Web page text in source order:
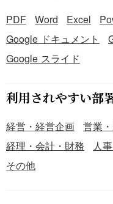
PDF Word Excel
Google ドキュメント
Google スライド
利用されやすい部
経営・経営企画 営業
経理・会計・財務
人
その他